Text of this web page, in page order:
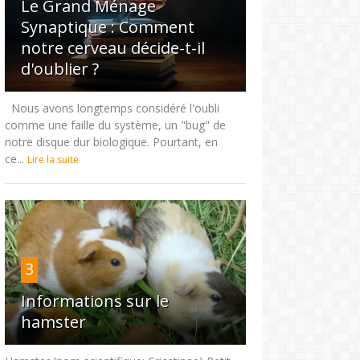
Le Grand Ménage
Synaptique : Comment
notre cerveau décide-t-il
d'oublier ?
Nous avons longtemps considéré l'oubli
comme une faille du système, un "bug" de
notre disque dur biologique. Pourtant, en
ce... Lire la suite
3
Informations sur le
hamster